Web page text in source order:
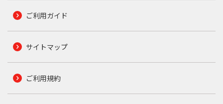
ご利用ガイド
サイトマップ
ご利用規約